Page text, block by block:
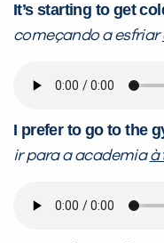
It’s starting to get
começando a esfriar
I prefer to go to the
ir para a academiaà